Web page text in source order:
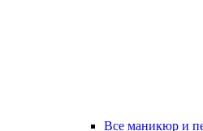
Все маникюр и